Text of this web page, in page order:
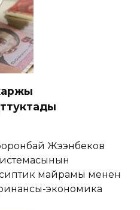
Жээнбеков
майрамы менен
финансы-экономика